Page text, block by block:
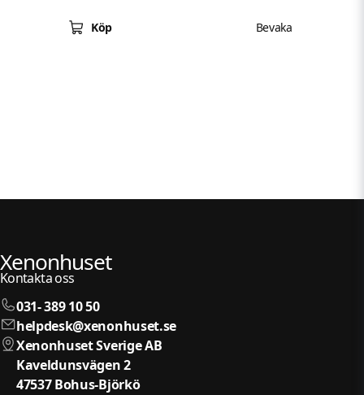
Köp Bevaka
Xenonhuset
Kontakta oss
031- 389 10 50
helpdesk@xenonhuset.se
Xenonhuset Sverige AB
Kaveldunsvägen 2
47537 Bohus-Björkö